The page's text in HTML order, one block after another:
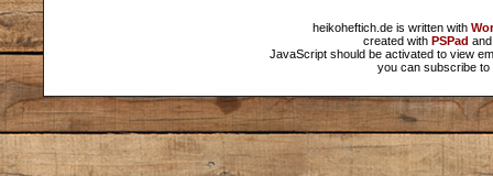
heikoheftich.de is written with
created with PSPad
JavaScript should be activated to view
you can subscribe